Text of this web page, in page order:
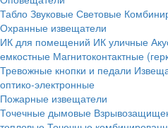
Табло Звуковые Световые
Охранные извещатели
ИК для помещений ИК уличные
емкостные Магнитоконтактные
Тревожные кнопки и педали
оптико-электронные
Пожарные извещатели
Точечные дымовые